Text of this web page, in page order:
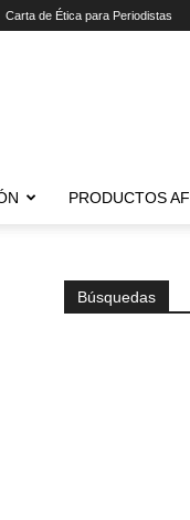
Carta de Ética para Periodistas
PRODUCTOS AF
Búsquedas